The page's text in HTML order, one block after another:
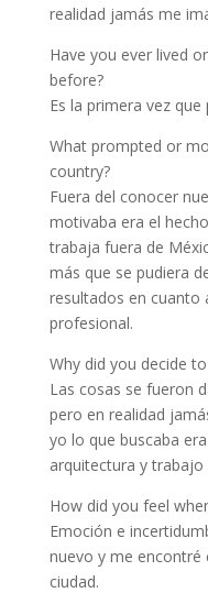
realidad jamás me
Have you ever lived
before?
Es la primera vez
What prompted or
country?
Fuera del conocer
motivaba era el
trabaja fuera de
más que se pudiera
resultados en cuanto
profesional.
Why did you decide
Las cosas se fueron
pero en realidad
yo lo que buscaba
arquitectura y
How did you feel
Emoción e
nuevo y me encontré
ciudad.